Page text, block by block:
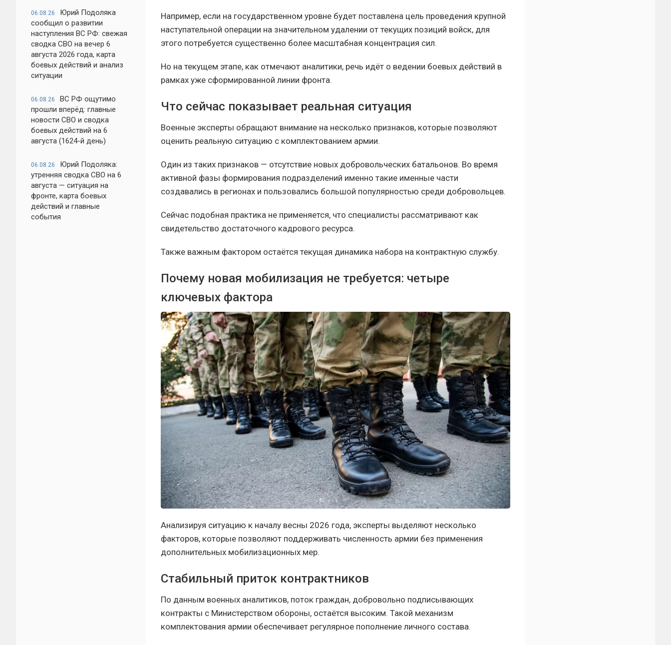
06.08.26
Юрий Подоляка
сообщил о развитии
наступления ВС РФ: свежая
сводка СВО на вечер 6
августа 2026 года, карта
боевых действий и анализ
ситуации
06.08.26
ВС РФ ощутимо
прошли вперёд: главные
новости СВО и сводка
боевых действий на 6
августа (1624-й день)
06.08.26
Юрий Подоляка:
утренняя сводка СВО на 6
августа — ситуация на
фронте, карта боевых
действий и главные
события
Например, если на государственном уровне будет поставлена цель проведения крупной
наступательной операции на значительном удалении от текущих позиций войск, для
этого потребуется существенно более масштабная концентрация сил.
Но на текущем этапе, как отмечают аналитики, речь идёт о ведении боевых действий в
рамках уже сформированной линии фронта.
Что сейчас показывает реальная ситуация
Военные эксперты обращают внимание на несколько признаков, которые позволяют
оценить реальную ситуацию с комплектованием армии.
Один из таких признаков — отсутствие новых добровольческих батальонов. Во время
активной фазы формирования подразделений именно такие именные части
создавались в регионах и пользовались большой популярностью среди добровольцев.
Сейчас подобная практика не применяется, что специалисты рассматривают как
свидетельство достаточного кадрового ресурса.
Также важным фактором остаётся текущая динамика набора на контрактную службу.
Почему новая мобилизация не требуется: четыре
ключевых фактора
Анализируя ситуацию к началу весны 2026 года, эксперты выделяют несколько
факторов, которые позволяют поддерживать численность армии без применения
дополнительных мобилизационных мер.
Стабильный приток контрактников
По данным военных аналитиков, поток граждан, добровольно подписывающих
контракты с Министерством обороны, остаётся высоким. Такой механизм
комплектования армии обеспечивает регулярное пополнение личного состава.